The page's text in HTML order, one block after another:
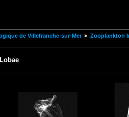
de Villefranche-sur-Mer
Zooplankton
Lobae